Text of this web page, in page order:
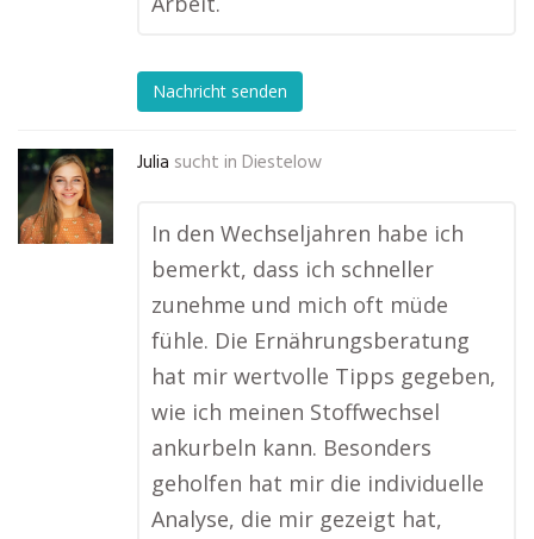
Nachricht senden
Julia sucht in Diestelow
In den Wechseljahren habe ich
bemerkt, dass ich schneller
zunehme und mich oft müde
fühle. Die Ernährungsberatung
hat mir wertvolle Tipps gegeben,
wie ich meinen Stoffwechsel
ankurbeln kann. Besonders
geholfen hat mir die individuelle
Analyse, die mir gezeigt hat,